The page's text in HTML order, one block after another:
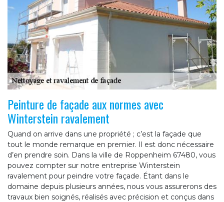
Peinture de façade aux normes avec
Winterstein ravalement
Quand on arrive dans une propriété ; c’est la façade que
tout le monde remarque en premier. Il est donc nécessaire
d’en prendre soin. Dans la ville de Roppenheim 67480, vous
pouvez compter sur notre entreprise Winterstein
ravalement pour peindre votre façade. Étant dans le
domaine depuis plusieurs années, nous vous assurerons des
travaux bien soignés, réalisés avec précision et conçus dans